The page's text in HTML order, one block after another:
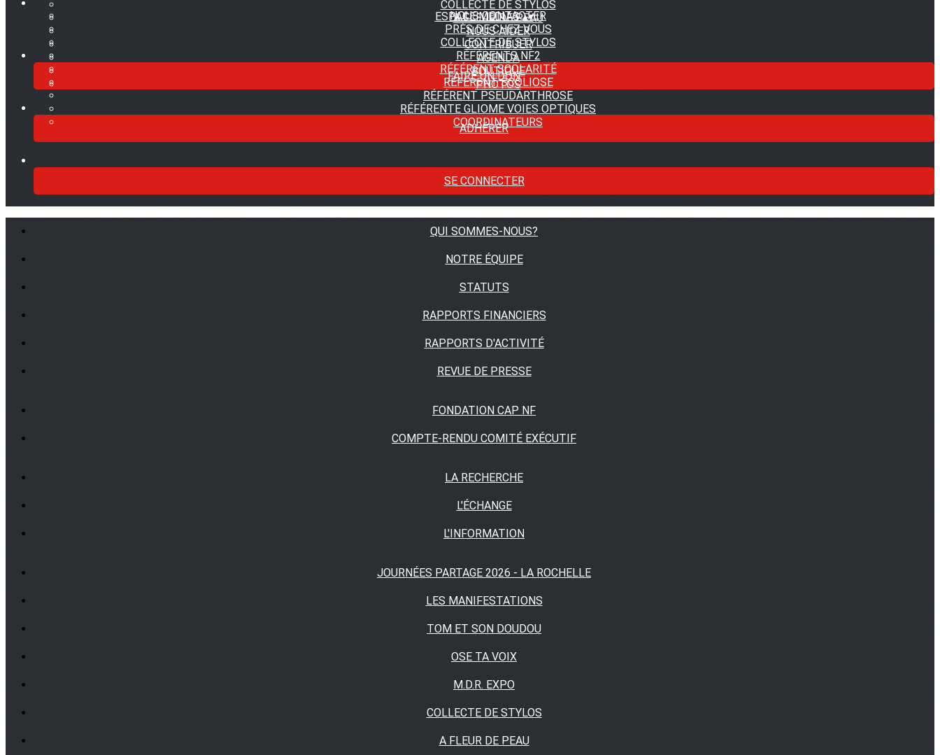
COLLECTE DE STYLOS
A FLEUR DE PEAU
NOUS AIDER
CONTRIBUER
AGENDA
BOUTIQUE
PHOTOS
NOUS CONTACTER
PRÈS DE CHEZ VOUS
COLLECTE DE STYLOS
RÉFÉRENTS NF2
RÉFÉRENT SCOLARITÉ
RÉFÉRENT SCOLIOSE
RÉFÉRENT PSEUDARTHROSE
RÉFÉRENTE GLIOME VOIES OPTIQUES
COORDINATEURS
ESPACE MEDIAS▴▾
FAIRE UN DON
ADHÉRER
SE CONNECTER
QUI SOMMES-NOUS?
NOTRE ÉQUIPE
STATUTS
RAPPORTS FINANCIERS
RAPPORTS D'ACTIVITÉ
REVUE DE PRESSE
FONDATION CAP NF
COMPTE-RENDU COMITÉ EXÉCUTIF
LA RECHERCHE
L'ÉCHANGE
L'INFORMATION
JOURNÉES PARTAGE 2026 - LA ROCHELLE
LES MANIFESTATIONS
TOM ET SON DOUDOU
OSE TA VOIX
M.D.R. EXPO
COLLECTE DE STYLOS
A FLEUR DE PEAU